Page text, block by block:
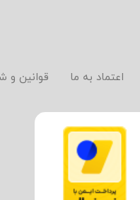
اعتماد به ما قوانین و